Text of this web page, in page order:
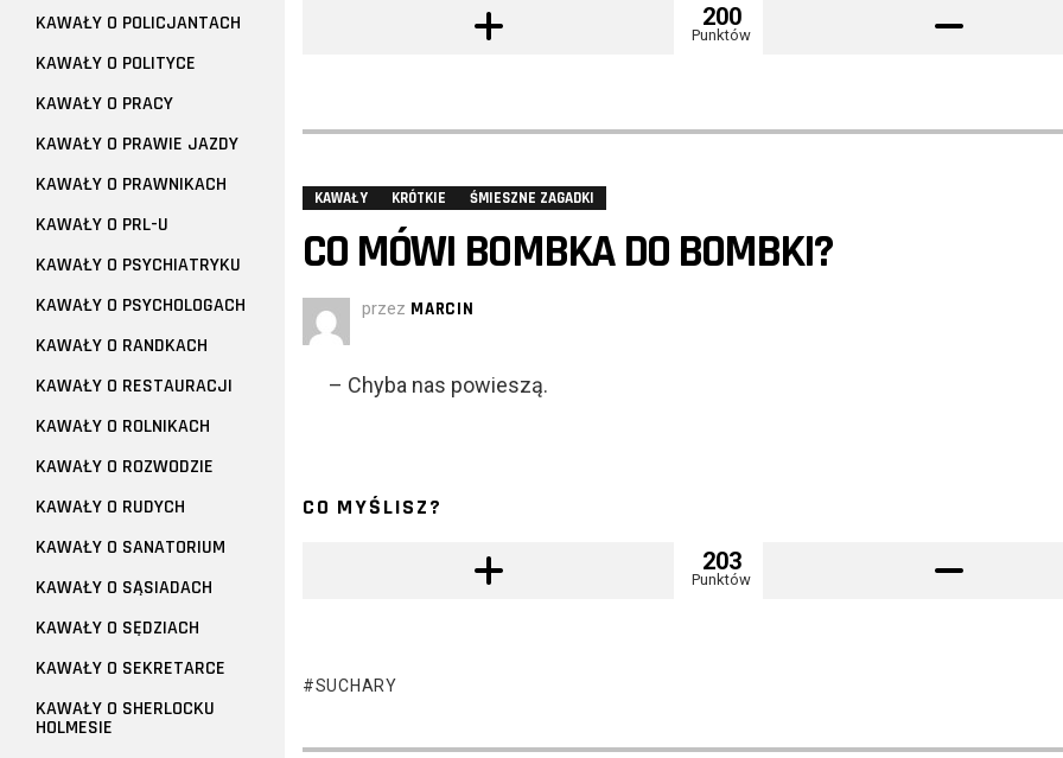
200
Punktów
KAWAŁY KRÓTKIE ŚMIESZNE ZAGADKI
CO MÓWI BOMBKA DO BOMBKI?
przez MARCIN
– Chyba nas powieszą.
CO MYŚLISZ?
203
Punktów
SUCHARY
KAWAŁY O POLICJANTACH
KAWAŁY O POLITYCE
KAWAŁY O PRACY
KAWAŁY O PRAWIE JAZDY
KAWAŁY O PRAWNIKACH
KAWAŁY O PRL-U
KAWAŁY O PSYCHIATRYKU
KAWAŁY O PSYCHOLOGACH
KAWAŁY O RANDKACH
KAWAŁY O RESTAURACJI
KAWAŁY O ROLNIKACH
KAWAŁY O ROZWODZIE
KAWAŁY O RUDYCH
KAWAŁY O SANATORIUM
KAWAŁY O SĄSIADACH
KAWAŁY O SĘDZIACH
KAWAŁY O SEKRETARCE
KAWAŁY O SHERLOCKU
HOLMESIE